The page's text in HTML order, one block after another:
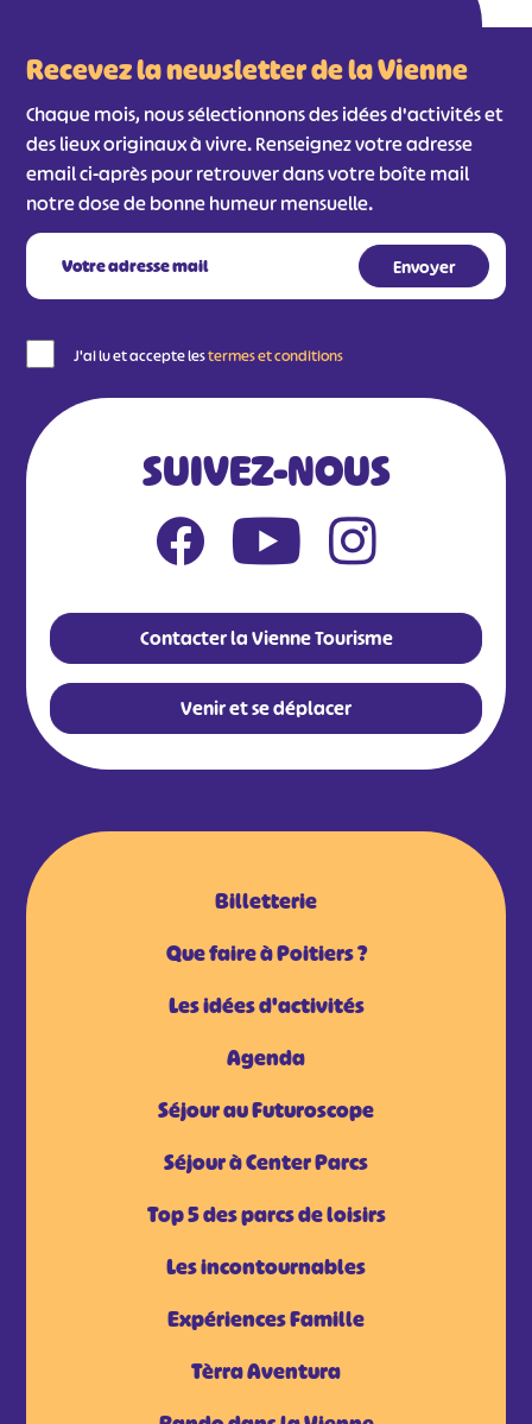
Recevez la newsletter de la Vienne
Chaque mois, nous sélectionnons des idées d'activités et
des lieux originaux à vivre. Renseignez votre adresse
email ci-après pour retrouver dans votre boîte mail
notre dose de bonne humeur mensuelle.
J'ai lu et accepte lestermes et conditions
SUIVEZ-NOUS
Contacter la Vienne Tourisme
Venir et se déplacer
Billetterie
Que faire à Poitiers ?
Les idées d'activités
Agenda
Séjour au Futuroscope
Séjour à Center Parcs
Top 5 des parcs de loisirs
Les incontournables
Expériences Famille
Tèrra Aventura
# # #
#